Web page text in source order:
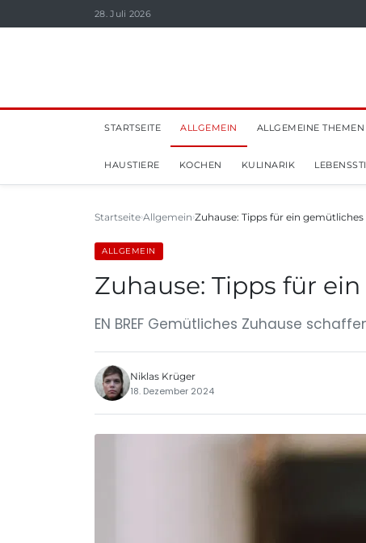
28. Juli 2026
STARTSEITE ALLGEMEIN ALLGEMEINE THEMEN
HAUSTIERE KOCHEN KULINARIK
Startseite Allgemein Zuhause: Tipps für ein
ALLGEMEIN
Zuhause: Tipps für
EN BREF Gemütliches Zuhause
Niklas Krüger
18. Dezember 2024